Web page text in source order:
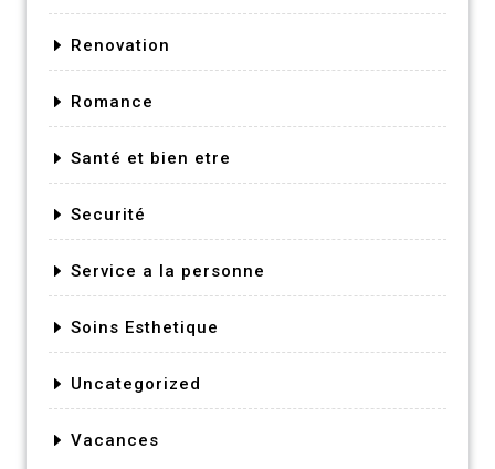
Renovation
Romance
Santé et bien etre
Securité
Service a la personne
Soins Esthetique
Uncategorized
Vacances